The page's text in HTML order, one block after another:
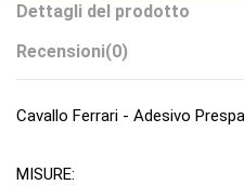
Dettagli del prodotto
Recensioni(0)
Cavallo Ferrari - Adesivo
MISURE: